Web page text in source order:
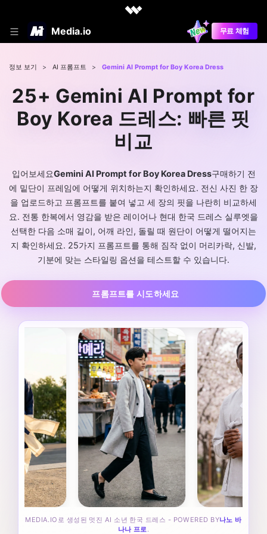
Media.io 무료 체험
정보 보기 > AI 프롬프트 > Gemini AI Prompt for Boy Korea Dress
25+ Gemini AI Prompt for
Boy Korea 드레스: 빠른 핏
비교
입어보세요Gemini AI Prompt for Boy Korea Dress구매하기 전
에 밑단이 프레임에 어떻게 위치하는지 확인하세요. 전신 사진 한 장
을 업로드하고 프롬프트를 붙여 넣고 세 장의 핏을 나란히 비교하세
요. 전통 한복에서 영감을 받은 레이어나 현대 한국 드레스 실루엣을
선택한 다음 소매 길이, 어깨 라인, 돌릴 때 원단이 어떻게 떨어지는
지 확인하세요. 25가지 프롬프트를 통해 짐작 없이 머리카락, 신발,
기분에 맞는 스타일링 옵션을 테스트할 수 있습니다.
프롬프트를 시도하세요
MEDIA.IO로 생성된 멋진 AI 소년 한국 드레스 - POWERED BY나노 바
나나 프로.